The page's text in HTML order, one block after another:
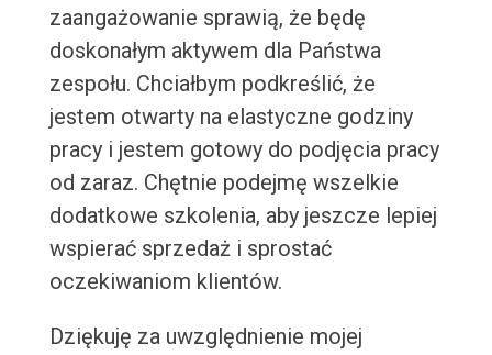
zaangażowanie sprawią, że będę
doskonałym aktywem dla Państwa
zespołu. Chciałbym podkreślić, że
jestem otwarty na elastyczne godziny
pracy i jestem gotowy do podjęcia pracy
od zaraz. Chętnie podejmę wszelkie
dodatkowe szkolenia, aby jeszcze lepiej
wspierać sprzedaż i sprostać
oczekiwaniom klientów.
Dziękuję za uwzględnienie mojej